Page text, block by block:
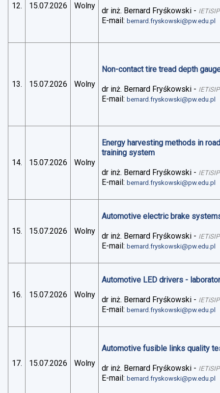
12. 15.07.2026 Wolny
dr inż. Bernard Fryśkowski - IETiSIP
E-mail:bernard.fryskowski@pw.edu.pl
13. 15.07.2026 Wolny
Non-contact tire tread depth
dr inż. Bernard Fryśkowski - IETiSIP
E-mail:bernard.fryskowski@pw.edu.pl
14. 15.07.2026 Wolny
Energy harvesting methods in
training system
dr inż. Bernard Fryśkowski - IETiSIP
E-mail:bernard.fryskowski@pw.edu.pl
15. 15.07.2026 Wolny
Automotive electric brake
dr inż. Bernard Fryśkowski - IETiSIP
E-mail:bernard.fryskowski@pw.edu.pl
16. 15.07.2026 Wolny
Automotive LED drivers -
dr inż. Bernard Fryśkowski - IETiSIP
E-mail:bernard.fryskowski@pw.edu.pl
17. 15.07.2026 Wolny
Automotive fusible links quality
dr inż. Bernard Fryśkowski - IETiSIP
E-mail:bernard.fryskowski@pw.edu.pl